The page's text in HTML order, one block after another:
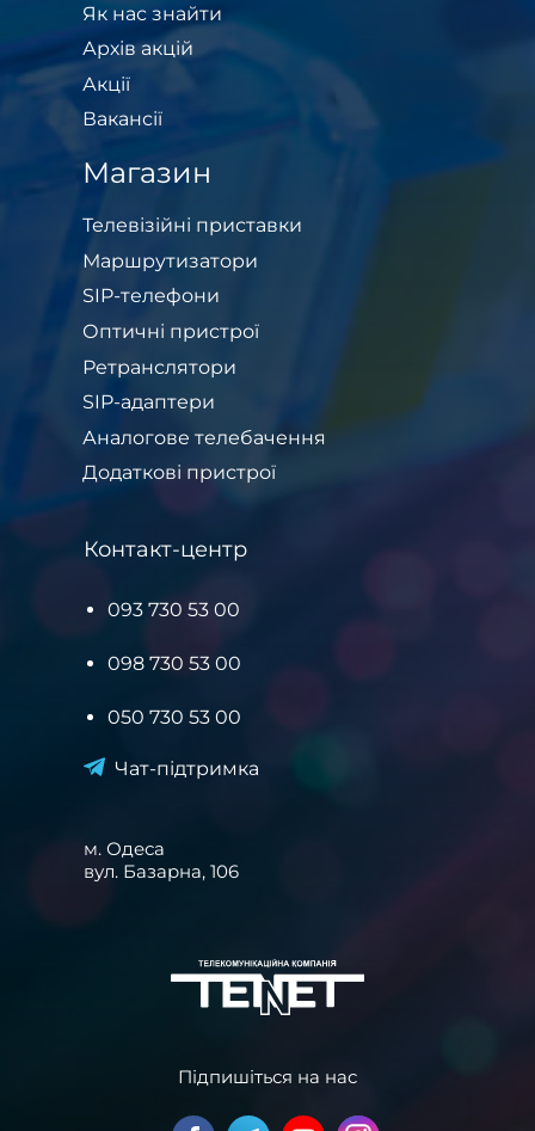
Як нас знайти
Архів акцій
Акції
Вакансії
Магазин
Телевізійні приставки
Маршрутизатори
SIP-телефони
Оптичні пристрої
Ретранслятори
SIP-адаптери
Аналогове телебачення
Додаткові пристрої
Контакт-центр
093 730 53 00
098 730 53 00
050 730 53 00
Чат-підтримка
м. Одеса
вул. Базарна, 106
Підпишіться на нас